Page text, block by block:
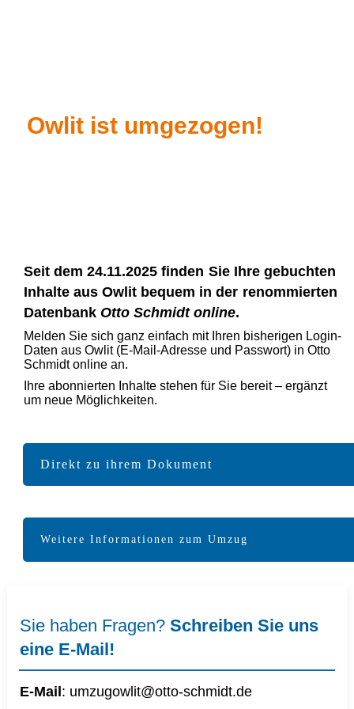
Owlit ist umgezogen!
Seit dem 24.11.2025 finden Sie Ihre gebuchten
Inhalte aus Owlit bequem in der renommierten
Datenbank Otto Schmidt online.
Melden Sie sich ganz einfach mit Ihren bisherigen Login-
Daten aus Owlit (E-Mail-Adresse und Passwort) in Otto
Schmidt online an.
Ihre abonnierten Inhalte stehen für Sie bereit – ergänzt
um neue Möglichkeiten.
Direkt zu ihrem Dokument
Weitere Informationen zum Umzug
Sie haben Fragen? Schreiben Sie uns
eine E-Mail!
E-Mail : umzugowlit@otto-schmidt.de